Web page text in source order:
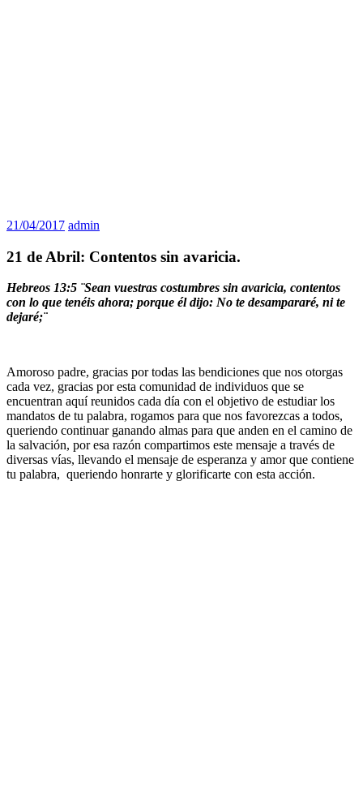
21/04/2017 admin
21 de Abril: Contentos sin avaricia.
Hebreos 13:5 ¨Sean vuestras costumbres sin avaricia, contentos
con lo que tenéis ahora; porque él dijo: No te desampararé, ni te
dejaré;¨
Amoroso padre, gracias por todas las bendiciones que nos otorgas
cada vez, gracias por esta comunidad de individuos que se
encuentran aquí reunidos cada día con el objetivo de estudiar los
mandatos de tu palabra, rogamos para que nos favorezcas a todos,
queriendo continuar ganando almas para que anden en el camino de
la salvación, por esa razón compartimos este mensaje a través de
diversas vías, llevando el mensaje de esperanza y amor que contiene
tu palabra, queriendo honrarte y glorificarte con esta acción.